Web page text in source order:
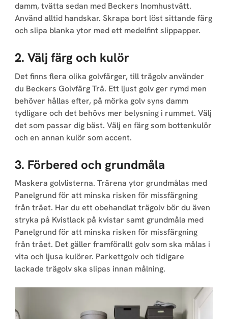
damm, tvätta sedan med Beckers Inomhustvätt.
Använd alltid handskar. Skrapa bort löst sittande färg
och slipa blanka ytor med ett medelfint slippapper.
2. Välj färg och kulör
Det finns flera olika golvfärger, till trägolv använder
du Beckers Golvfärg Trä. Ett ljust golv ger rymd men
behöver hållas efter, på mörka golv syns damm
tydligare och det behövs mer belysning i rummet. Välj
det som passar dig bäst. Välj en färg som bottenkulör
och en annan kulör som accent.
3. Förbered och grundmåla
Maskera golvlisterna. Trärena ytor grund­målas med
Panelgrund för att minska risken för missfärgning
från träet. Har du ett obehandlat trägolv bör du även
stryka på Kvistlack på kvistar samt grundmåla med
Panelgrund för att minska risken för missfärgning
från träet. Det gäller fram­förallt golv som ska målas i
vita och ljusa kulörer. Parkettgolv och tidigare
lackade trägolv ska slipas innan målning.